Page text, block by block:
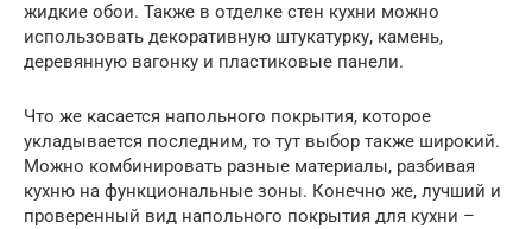
жидкие обои. Также в отделке стен кухни можно
использовать декоративную штукатурку, камень,
деревянную вагонку и пластиковые панели.
Что же касается напольного покрытия, которое
укладывается последним, то тут выбор также широкий.
Можно комбинировать разные материалы, разбивая
кухню на функциональные зоны. Конечно же, лучший и
проверенный вид напольного покрытия для кухни –